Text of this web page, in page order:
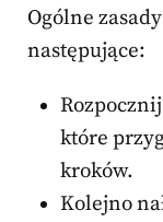
Ogólne
następujące:
które
kroków.
Kolejno